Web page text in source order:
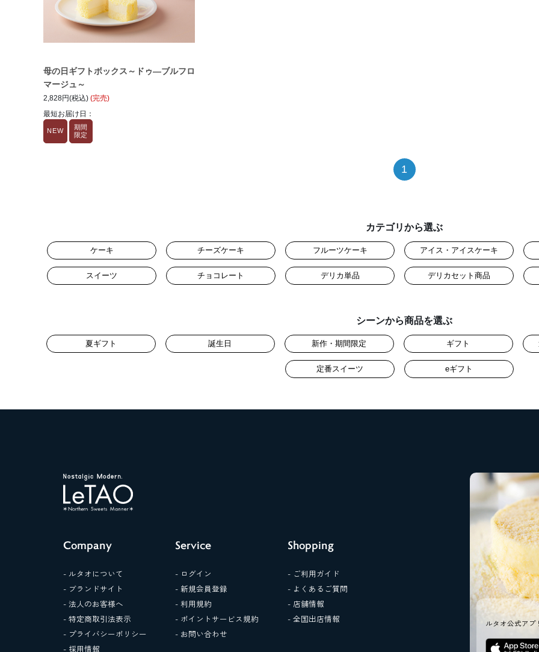
母の日ギフトボックス～ドゥ―ブルフロ
マージュ～
2,828円(税込) (完売)
最短お届け日：
NEW
期間
限定
1
カテゴリから選ぶ
ケーキ チーズケーキ フルーツケーキ アイス・アイスケーキ
スイーツ チョコレート デリカ単品 デリカセット商品
シーンから商品を選ぶ
夏ギフト 誕生日 新作・期間限定 ギフト
定番スイーツ eギフト
ルタオ公式アプ
Company
- ルタオについて
- ブランドサイト
- 法人のお客様へ
- 特定商取引法表示
- プライバシーポリシー
- 採用情報
Service
- ログイン
- 新規会員登録
- 利用規約
- ポイントサービス規約
- お問い合わせ
Shopping
- ご利用ガイド
- よくあるご質問
- 店舗情報
- 全国出店情報